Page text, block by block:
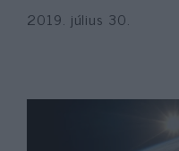
2019. július 30.